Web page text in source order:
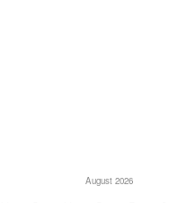
August 2026